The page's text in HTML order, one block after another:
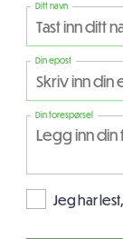
Ditt navn
Din epost
Din forespørsel
Jeg har